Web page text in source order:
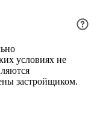
условиях не
застройщиком.